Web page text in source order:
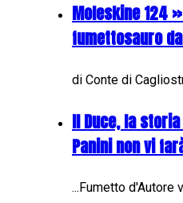
Moleskine 124
fumettosauro
di Conte di
Il Duce, la
Panini non vi
...Fumetto d'Autore